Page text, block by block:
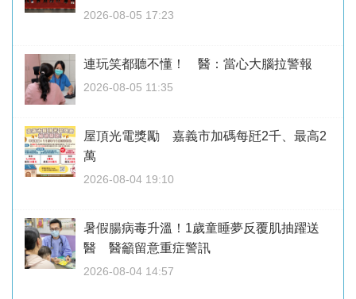
2026-08-05 17:23
連玩笑都聽不懂！ 醫：當心大腦拉警報
2026-08-05 11:35
屋頂光電獎勵 嘉義市加碼每瓩2千、最高2
萬
2026-08-04 19:10
暑假腸病毒升溫！1歲童睡夢反覆肌抽躍送
醫 醫籲留意重症警訊
2026-08-04 14:57